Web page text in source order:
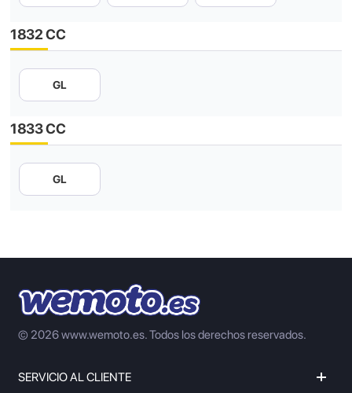
1832 CC
GL
1833 CC
GL
© 2026 www.wemoto.es.Todos los derechos reservados.
SERVICIO AL CLIENTE